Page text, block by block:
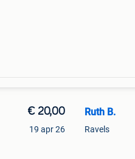
€ 20,00
19 apr 26
Ruth B.
Ravels